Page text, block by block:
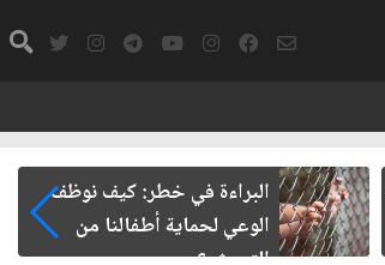
البراءة في خطر: كيف نوظف
الوعي لحماية أطفالنا من